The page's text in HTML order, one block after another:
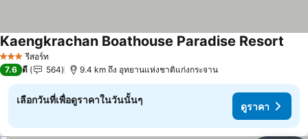
3 ดาว รีสอร์ท
Kaengkrachan Boathouse Paradise Resort
7.6 ดี 564 9.4 km ถึง อุทยานแห่งชาติแก่งกระจาน
เลือกวันที่เพื่อดูราคาในวันนั้นๆ
ดูราคา